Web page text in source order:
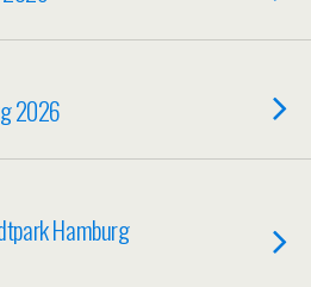
2026
Hamburg